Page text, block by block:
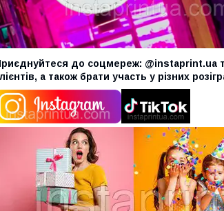
до соцмереж: @instaprint.ua
а також брати участь у різних